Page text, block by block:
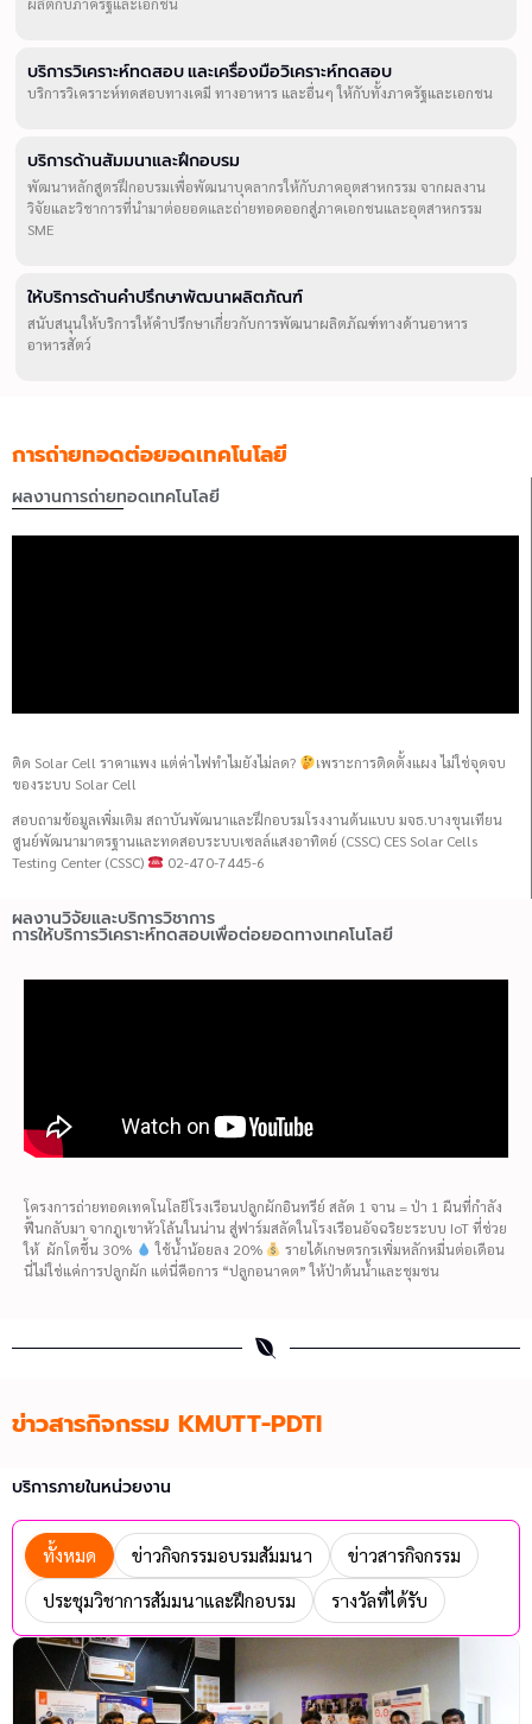
บริการวิเคราะห์ทดสอบ และเครื่องมือวิเคราะห์ทดสอบ
บริการวิเคราะห์ทดสอบทางเคมี ทางอาหาร และอื่นๆ ให้กับทั้งภาครัฐและเอกชน
บริการด้านสัมมนาและฝึกอบรม
พัฒนาหลักสูตรฝึกอบรมเพื่อพัฒนาบุคลากรให้กับภาคอุตสาหกรรม จากผลงาน
วิจัยและวิชาการที่นำมาต่อยอดและถ่ายทอดออกสู่ภาคเอกชนและอุตสาหกรรม
SME
ให้บริการด้านคำปรึกษาพัฒนาผลิตภัณฑ์
สนับสนุนให้บริการให้คำปรึกษาเกี่ยวกับการพัฒนาผลิตภัณฑ์ทางด้านอาหาร
อาหารสัตว์
การถ่ายทอดต่อยอดเทคโนโลยี
ผลงานการถ่ายทอดเทคโนโลยี
ติด Solar Cell ราคาแพง แต่ค่าไฟทำไมยังไม่ลด?
เพราะการติดตั้งแผง ไม่ใช่จุดจบ
ของระบบ Solar Cell
สอบถามข้อมูลเพิ่มเติม สถาบันพัฒนาและฝึกอบรมโรงงานต้นแบบ มจธ.บางขุนเทียน
ศูนย์พัฒนามาตรฐานและทดสอบระบบเซลล์แสงอาทิตย์ (CSSC) CES Solar Cells
Testing Center (CSSC)
02-470-7445-6
ผลงานวิจัยและบริการวิชาการ
การให้บริการวิเคราะห์ทดสอบเพื่อต่อยอดทางเทคโนโลยี
โครงการถ่ายทอดเทคโนโลยีโรงเรือนปลูกผักอินทรีย์ สลัด 1 จาน = ป่า 1 ผืนที่กำลัง
ฟื้นกลับมา จากภูเขาหัวโล้นในน่าน สู่ฟาร์มสลัดในโรงเรือนอัจฉริยะระบบ IoT ที่ช่วย
ให้ ผักโตขึ้น 30%
ใช้น้ำน้อยลง 20%
รายได้เกษตรกรเพิ่มหลักหมื่นต่อเดือน
นี่ไม่ใช่แค่การปลูกผัก แต่นี่คือการ “ปลูกอนาคต” ให้ป่าต้นน้ำและชุมชน
ข่าวสารกิจกรรม KMUTT-PDTI
บริการภายในหน่วยงาน
ทั้งหมด ข่าวกิจกรรมอบรมสัมมนา
ข่าวสารกิจกรรม
ประชุมวิชาการสัมมนาและฝึกอบรม
รางวัลที่ได้รับ